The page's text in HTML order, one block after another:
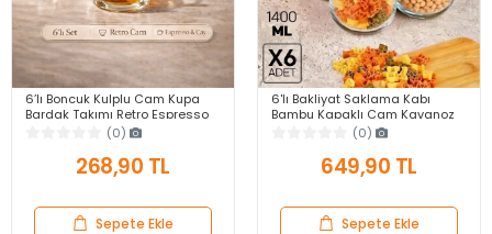
6’lı Boncuk Kulplu Cam Kupa
Bardak Takımı Retro Espresso
Çay Kahve Meşrubat Bardağı
(0)
268,90 TL
Sepete Ekle
6'lı Bakliyat Saklama Kabı
Bambu Kapaklı Cam Kavanoz
Vakumlu Baharatlık Mutfak
Organizer Seti
(0)
649,90 TL
Sepete Ekle